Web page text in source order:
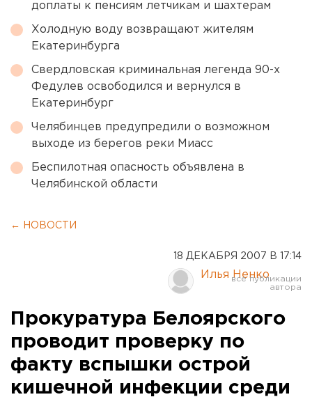
доплаты к пенсиям летчикам и шахтерам
Холодную воду возвращают жителям
Екатеринбурга
Свердловская криминальная легенда 90-х
Федулев освободился и вернулся в
Екатеринбург
Челябинцев предупредили о возможном
выходе из берегов реки Миасс
Беспилотная опасность объявлена в
Челябинской области
← НОВОСТИ
18 ДЕКАБРЯ 2007 В 17:14
Илья Ненко
Прокуратура Белоярского
проводит проверку по
факту вспышки острой
кишечной инфекции среди